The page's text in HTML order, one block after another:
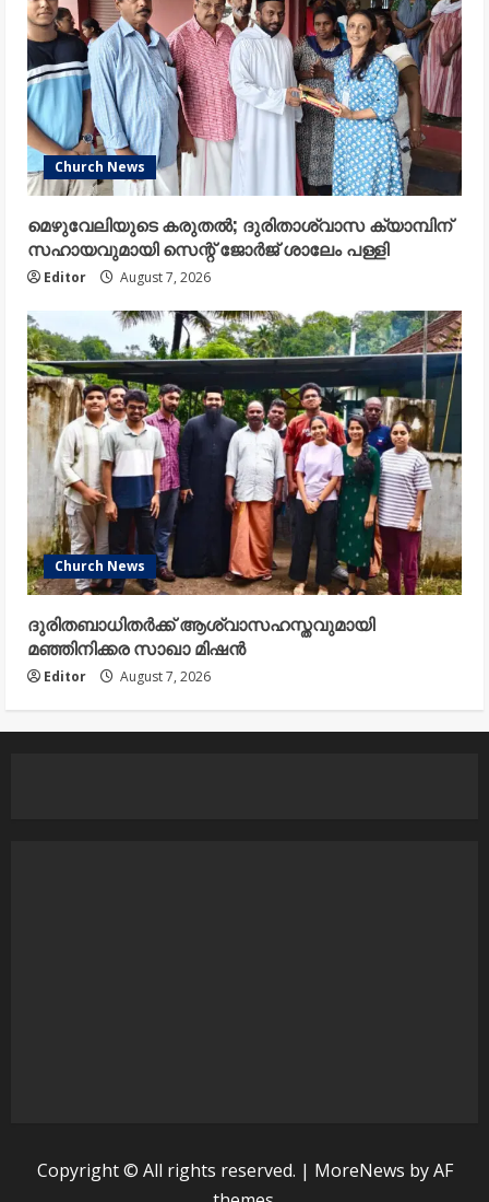
Church News
മെഴുവേലിയുടെ കരുതൽ; ദുരിതാശ്വാസ ക്യാമ്പിന്
സഹായവുമായി സെന്റ് ജോർജ് ശാലേം പള്ളി
Editor August 7, 2026
Church News
ദുരിതബാധിതർക്ക് ആശ്വാസഹസ്തവുമായി
മഞ്ഞിനിക്കര സാഖാ മിഷൻ
Editor August 7, 2026
Copyright © All rights reserved. | MoreNews by AF